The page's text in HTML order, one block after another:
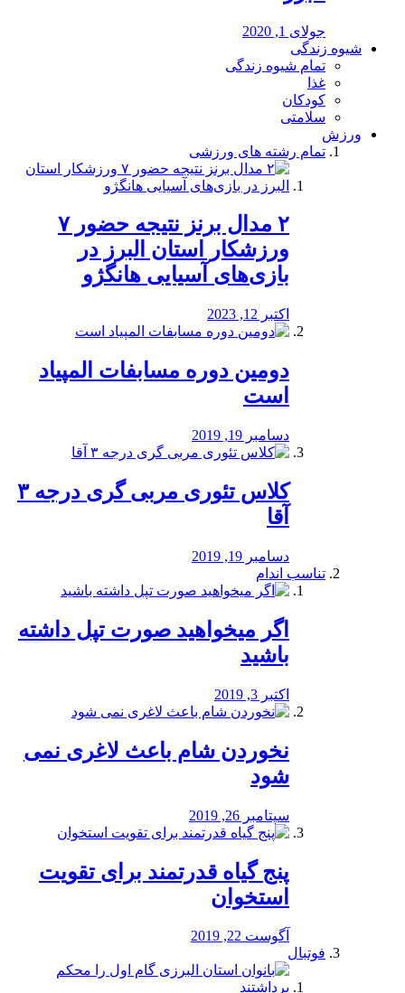
جولای 1, 2020
شیوه زندگی
تمام شیوه زندگی
غذا
کودکان
سلامتی
ورزش
تمام رشته های ورزشی
۲ مدال برنز نتیجه حضور ۷
ورزشکار استان البرز در
بازی‌های آسیایی هانگژو
اکتبر 12, 2023
دومین دوره مسابفات المپیاد
است
دسامبر 19, 2019
کلاس تئوری مربی گری درجه ۳
آقا
دسامبر 19, 2019
تناسب اندام
اگر میخواهید صورت تپل داشته
باشید
اکتبر 3, 2019
نخوردن شام باعث لاغری نمی
‌شود
سپتامبر 26, 2019
پنج گیاه قدرتمند برای تقویت
استخوان
آگوست 22, 2019
فوتبال